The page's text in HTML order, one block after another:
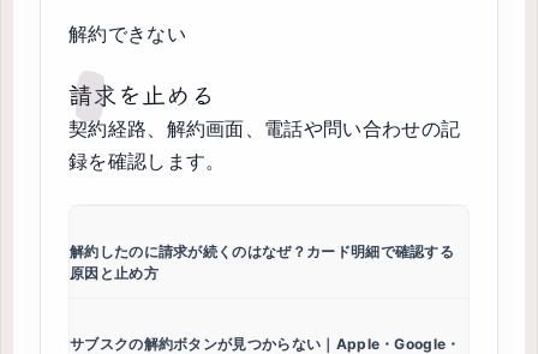
解約できない
請求を止める
契約経路、解約画面、電話や問い合わせの記
録を確認します。
解約したのに請求が続くのはなぜ？カード明細で確認する
原因と止め方
サブスクの解約ボタンが見つからない｜Apple・Google・